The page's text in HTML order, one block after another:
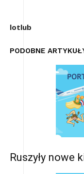
lotlub
PODOBNE
Ruszyły nowe